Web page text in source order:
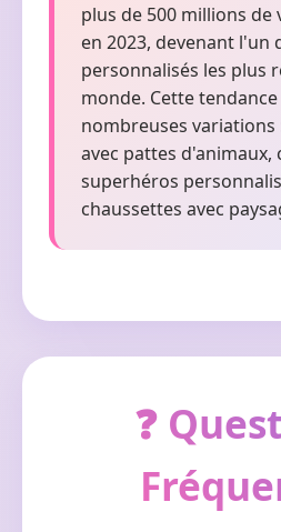
plus de 500 millions de
en 2023, devenant l'un
personnalisés les plus
monde. Cette
nombreuses variations
avec pattes d'animaux,
superhéros
chaussettes avec
❓